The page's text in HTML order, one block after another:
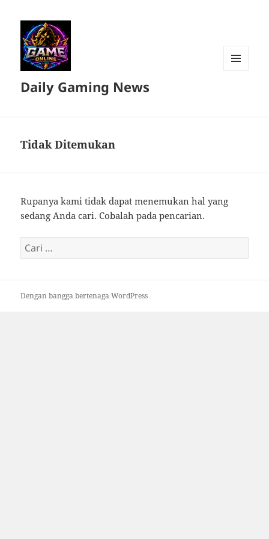
Daily Gaming News
Tidak Ditemukan
Rupanya kami tidak dapat menemukan hal yang
sedang Anda cari. Cobalah pada pencarian.
Cari
untuk:
Dengan bangga bertenaga WordPress